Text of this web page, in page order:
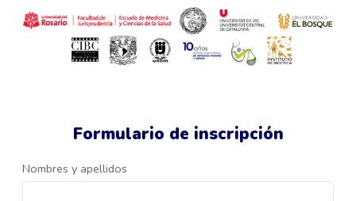
Formulario de inscripción
Nombres y apellidos